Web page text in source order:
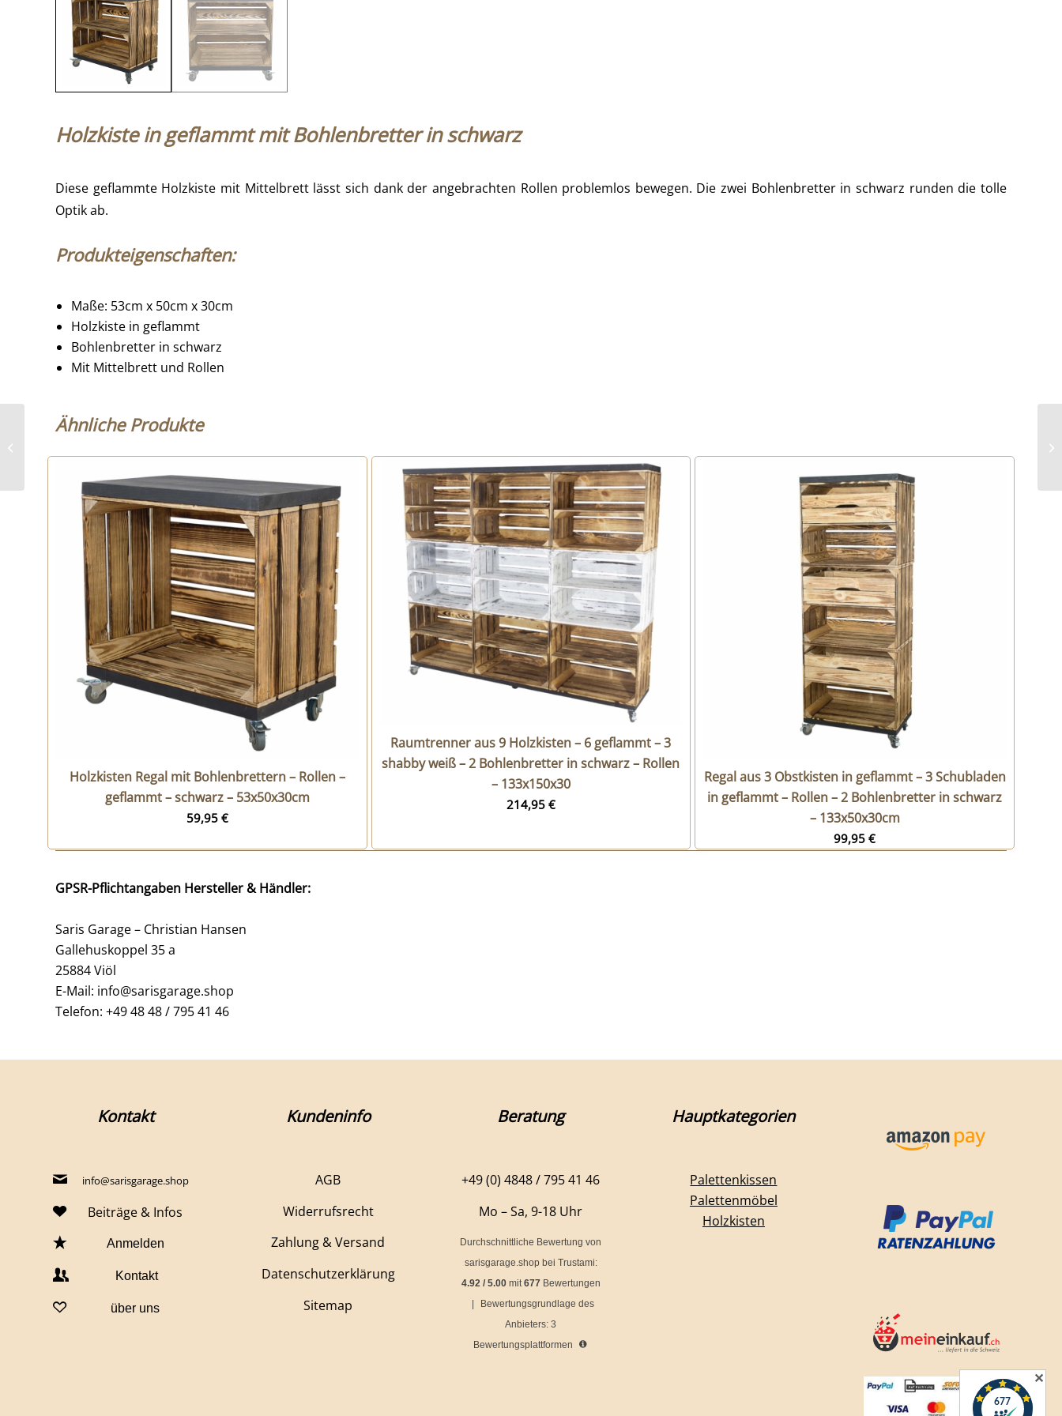
Holzkiste in geflammt mit Bohlenbretter in schwarz
Diese geflammte Holzkiste mit Mittelbrett lässt sich dank der angebrachten Rollen problemlos bewegen. Die zwei Bohlenbretter in schwarz runden die tolle
Optik ab.
Produkteigenschaften:
Maße: 53cm x 50cm x 30cm
Holzkiste in geflammt
Bohlenbretter in schwarz
Mit Mittelbrett und Rollen
Ähnliche Produkte
Holzkisten Regal mit Bohlenbrettern – Rollen –
geflammt – schwarz – 53x50x30cm
59,95 €
Raumtrenner aus 9 Holzkisten – 6 geflammt – 3
shabby weiß – 2 Bohlenbretter in schwarz – Rollen
– 133x150x30
214,95 €
Regal aus 3 Obstkisten in geflammt – 3 Schubladen
in geflammt – Rollen – 2 Bohlenbretter in schwarz
– 133x50x30cm
99,95€
GPSR-Pflichtangaben Hersteller & Händler:
Saris Garage – Christian Hansen
Gallehuskoppel 35 a
25884 Viöl
E-Mail: info@sarisgarage.shop
Telefon: +49 48 48 / 795 41 46
Kontakt
info@sarisgarage.shop
Beiträge & Infos
Anmelden
Kontakt
über uns
Kundeninfo
AGB
Widerrufsrecht
Zahlung & Versand
Datenschutzerklärung
Sitemap
Beratung
+49 (0) 4848 / 795 41 46
Mo – Sa, 9-18 Uhr
Durchschnittliche Bewertung von
sarisgarage.shop bei Trustami:
4.92/ 5.00mit677 Bewertungen
Bewertungsgrundlage des
Anbieters: 3
Bewertungsplattformen
Hauptkategorien
Palettenkissen
Palettenmöbel
Holzkisten
Holzkisten Regal mit
Rollen + Mittelbrett –
✕